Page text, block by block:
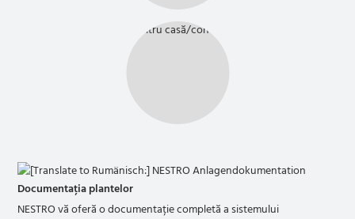
Documentația plantelor
NESTRO vă oferă o documentație completă a sistemului